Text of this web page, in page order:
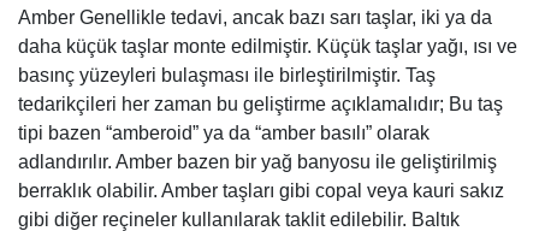
Amber Genellikle tedavi, ancak bazı sarı taşlar, iki ya da
daha küçük taşlar monte edilmiştir. Küçük taşlar yağı, ısı ve
basınç yüzeyleri bulaşması ile birleştirilmiştir. Taş
tedarikçileri her zaman bu geliştirme açıklamalıdır; Bu taş
tipi bazen “amberoid” ya da “amber basılı” olarak
adlandırılır. Amber bazen bir yağ banyosu ile geliştirilmiş
berraklık olabilir. Amber taşları gibi copal veya kauri sakız
gibi diğer reçineler kullanılarak taklit edilebilir. Baltık